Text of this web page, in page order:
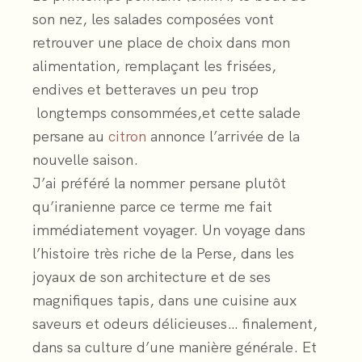
son nez, les salades composées vont
retrouver une place de choix dans mon
alimentation, remplaçant les frisées,
endives et betteraves un peu trop
longtemps consommées,et cette salade
persane au citron annonce l’arrivée de la
nouvelle saison.
J’ai préféré la nommer persane plutôt
qu’iranienne parce ce terme me fait
immédiatement voyager. Un voyage dans
l’histoire très riche de la Perse, dans les
joyaux de son architecture et de ses
magnifiques tapis, dans une cuisine aux
saveurs et odeurs délicieuses… finalement,
dans sa culture d’une manière générale. Et